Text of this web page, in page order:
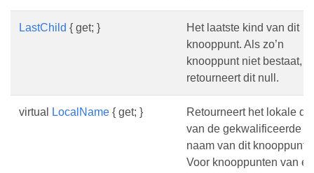
LastChild { get; }
Het laatste kind van dit
knooppunt. Als zo’n
knooppunt niet bestaat,
retourneert dit null.
virtual LocalName { get; }
Retourneert het lokale
van de gekwalificeerde
naam van dit knooppunt.
Voor knooppunten van